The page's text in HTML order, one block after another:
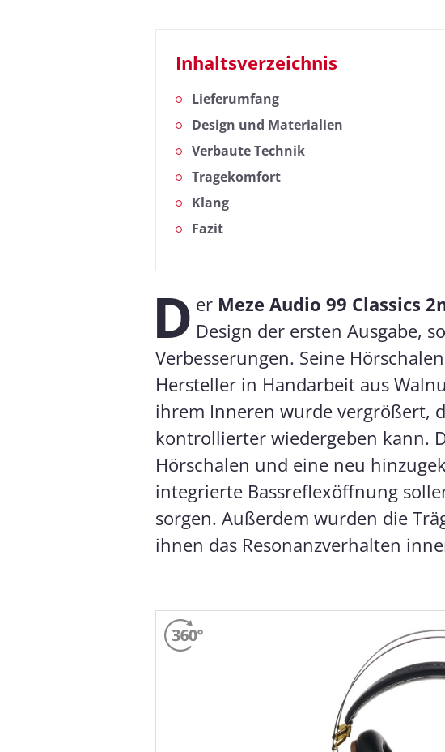
Inhaltsverzeichnis
Lieferumfang
Design und Materialien
Verbaute Technik
Tragekomfort
Klang
Fazit
D er Meze Audio 99 Classics
Design der ersten Ausgabe,
Verbesserungen. Seine
Hersteller in Handarbeit aus
ihrem Inneren wurde vergrößert,
kontrollierter wiedergeben kann.
Hörschalen und eine neu
integrierte Bassreflexöffnung
sorgen. Außerdem wurden die
ihnen das Resonanzverhalten